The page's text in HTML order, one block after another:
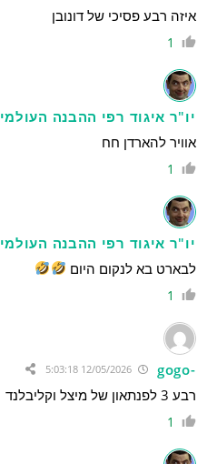
איזה רבע פסיכי של דונובן
1
יו"ר איגוד רפי ההבנה העולמי
אוויר להארדן חח
1
יו"ר איגוד רפי ההבנה העולמי
לבארט בא לנקום היום
1
-gogo
רבע 3 לפנתאון של מיצל וקליבלנד
1